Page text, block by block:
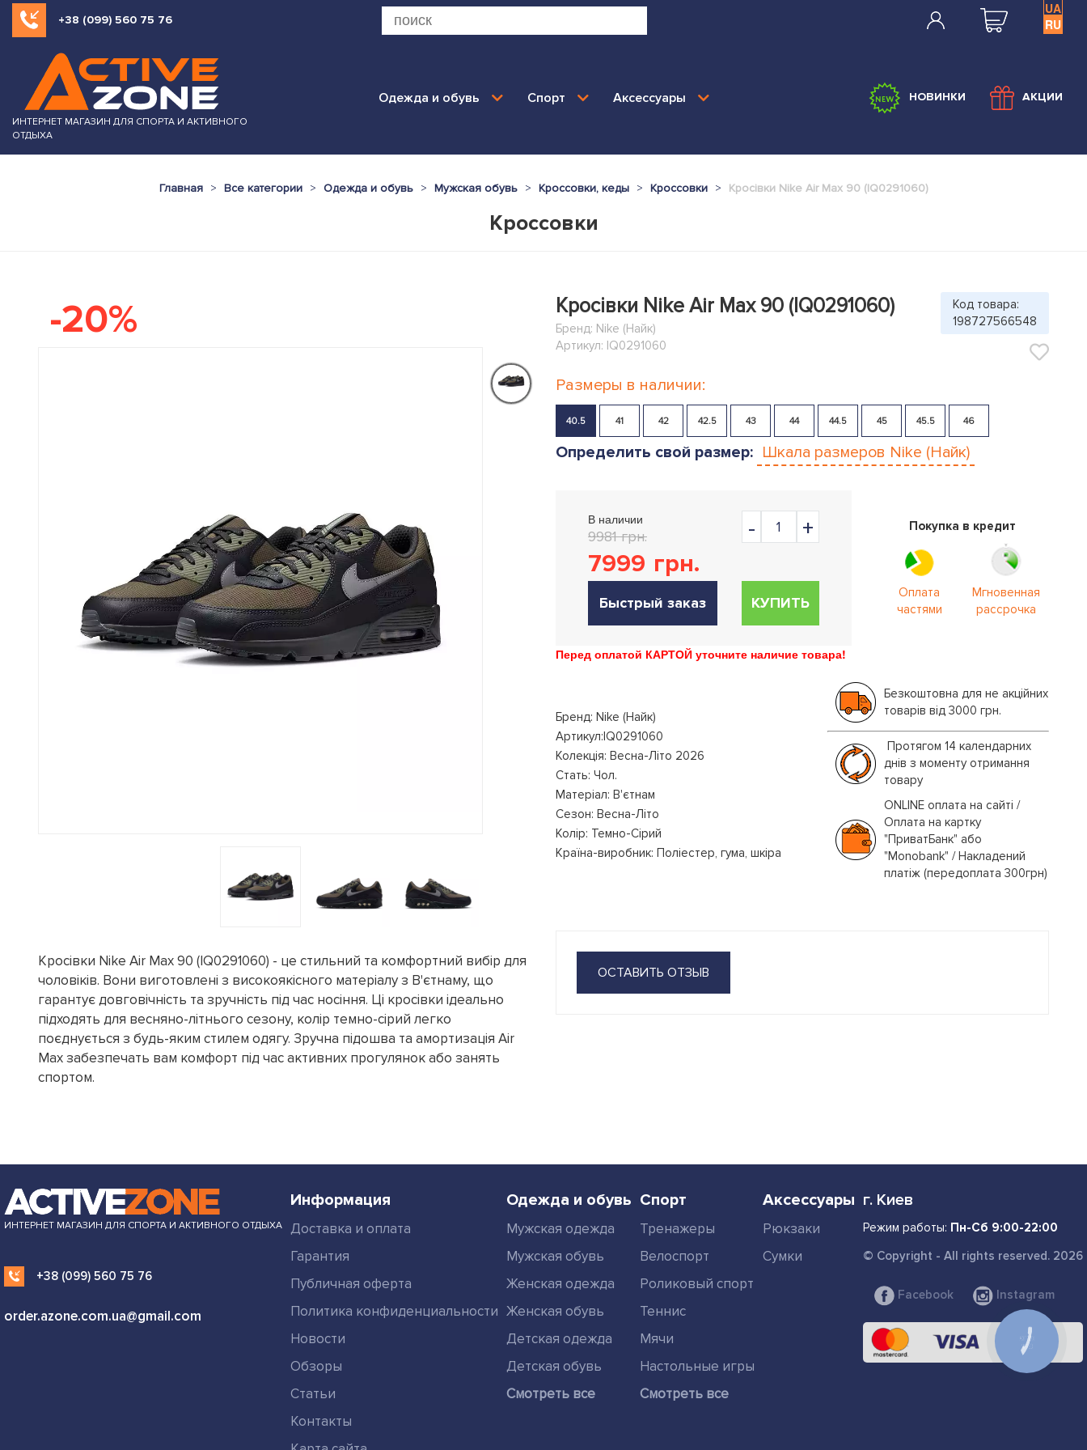
+38 (099) 560 75 76
UA
RU
ИНТЕРНЕТ МАГАЗИН ДЛЯ СПОРТА И АКТИВНОГО
ОТДЫХА
Одежда и обувь Спорт Аксессуары НОВИНКИ АКЦИИ
Главная Все категории Одежда и обувь Мужская обувь Кроссовки, кеды Кроссовки Кросівки Nike Air Max 90 (IQ0291060)
Кроссовки
-20%
Кросівки Nike Air Max 90 (IQ0291060) - це стильний та комфортний вибір для
чоловіків. Вони виготовлені з високоякісного матеріалу з В'єтнаму, що
гарантує довговічність та зручність під час носіння. Ці кросівки ідеально
підходять для весняно-літнього сезону, колір темно-сірий легко
поєднується з будь-яким стилем одягу. Зручна підошва та амортизація Air
Max забезпечать вам комфорт під час активних прогулянок або занять
спортом.
Кросівки Nike Air Max 90 (IQ0291060)
Бренд: Nike (Найк)
Артикул: IQ0291060
Код товара:
198727566548
Размеры в наличии:
40.5 41 42 42.5 43 44 44.5 45 45.5 46
Определить свой размер: Шкала размеров Nike (Найк)
В наличии
9981 грн.
7999 грн.
Быстрый заказ КУПИТЬ
Покупка в кредит
Оплата
частями
Мгновенная
рассрочка
Перед оплатой КАРТОЙ уточните наличие товара!
Бренд: Nike (Найк)
Артикул:IQ0291060
Колекція: Весна-Літо 2026
Стать: Чол.
Матеріал: В'єтнам
Сезон: Весна-Літо
Колір: Темно-Сірий
Країна-виробник: Поліестер, гума, шкіра
Безкоштовна для не акційних
товарів від 3000 грн.
Протягом 14 календарних
днів з моменту отримання
товару
ONLINE оплата на сайті /
Оплата на картку
"ПриватБанк" або
"Monobank" / Накладений
платіж (передоплата 300грн)
ОСТАВИТЬ ОТЗЫВ
ИНТЕРНЕТ МАГАЗИН ДЛЯ СПОРТА И АКТИВНОГО ОТДЫХА
+38 (099) 560 75 76
order.azone.com.ua@gmail.com
Информация
Доставка и оплата
Гарантия
Публичная оферта
Политика конфиденциальности
Новости
Обзоры
Статьи
Контакты
Одежда и обувь
Мужская одежда
Мужская обувь
Женская одежда
Женская обувь
Детская одежда
Детская обувь
Смотреть все
Спорт
Тренажеры
Велоспорт
Роликовый спорт
Теннис
Мячи
Настольные игры
Смотреть все
Аксессуары
Рюкзаки
Сумки
г. Киев
Режим работы: Пн-Сб 9:00-22:00
© Copyright - All rights reserved. 2026
Facebook Instagram
КНОПКА
СВЯЗИ